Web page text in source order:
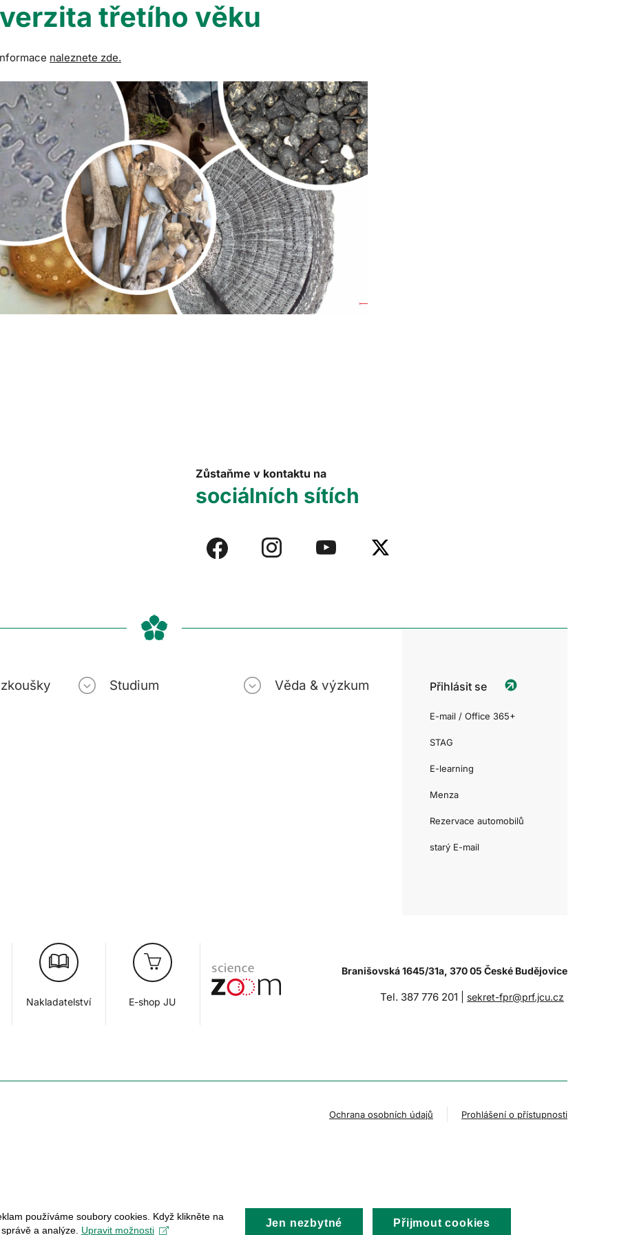
třetího věku
naleznete zde.
Zůstaňme v kontaktu na
sociálních sítích
Studium Věda & výzkum Přihlásit se
E-mail / Office 365+
STAG
E-learning
Menza
Rezervace automobilů
starý E-mail
Nakladatelství E-shop JU
Branišovská 1645/31a, 370 05 České Budějovice
Tel. 387 776 201 | sekret-fpr@prf.jcu.cz
Ochrana osobních údajů Prohlášení o přístupnosti
používáme soubory cookies. Když klikněte na
a analýze. Upravit možnosti
Jen nezbytné Přijmout cookies